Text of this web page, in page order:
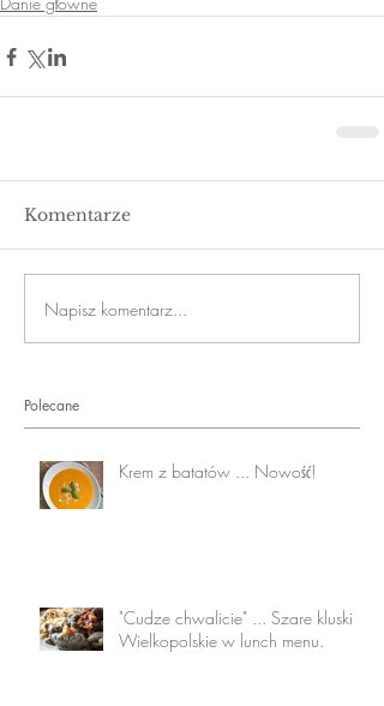
Komentarze
Napisz komentarz...
Polecane
Krem z batatów ... Nowość!
"Cudze chwalicie" ... Szare kluski
Wielkopolskie w lunch menu.